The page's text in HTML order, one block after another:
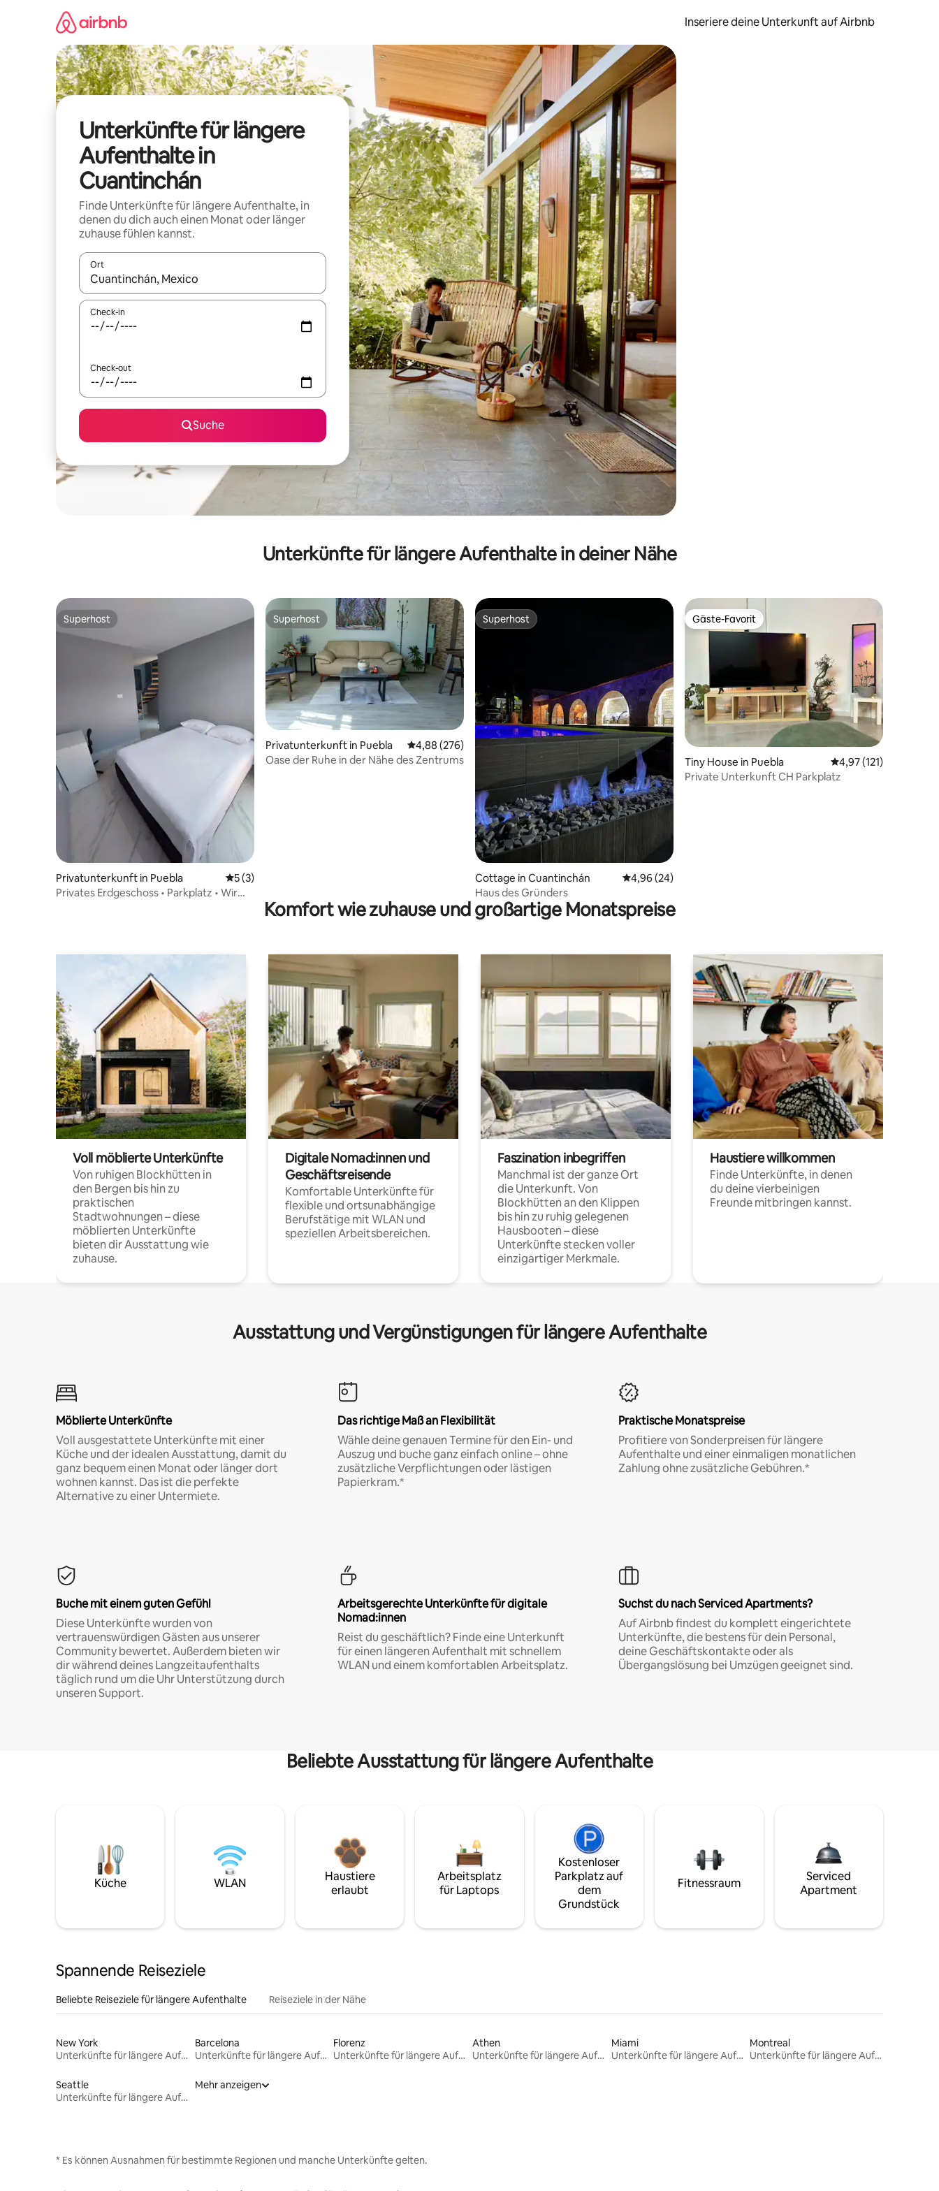
Inseriere deine Unterkunft auf Airbnb
Unterkünfte für längere
Aufenthalte in
Cuantinchán
Finde Unterkünfte für längere Aufenthalte, in
denen du dich auch einen Monat oder länger
zuhause fühlen kannst.
Ort
Wenn Ergebnisse verfügbar sind, navigiere mit den Pfeiltasten nach oben und unten oder erkunde die Ergebnisse durch Berühren oder Wischgesten.
Check-in
Check-out
Suche
Unterkünfte für längere Aufenthalte in deiner Nähe
Superhost
Superhost
Privatunterkunft in Puebla Durchschnittliche Bewertung: 5 von 5, 3 Bewertungen
5 (3)
Privates Erdgeschoss • Parkplatz • Wir
Superhost
Superhost
Privatunterkunft in Puebla Durchschnittliche Bewertung: 4,88 von 5, 276 Bewertungen
4,88 (276)
Oase der Ruhe in der Nähe des Zentrums
Superhost
Superhost
Cottage in Cuantinchán Durchschnittliche Bewertung: 4,96 von 5, 24 Bewertungen
4,96 (24)
Haus des Gründers
Gäste-Favorit
Gäste-Favorit
Tiny House in Puebla Durchschnittliche
4,97 (121)
Private Unterkunft CH Parkplatz
Komfort wie zuhause und großartige Monatspreise
Voll möblierte Unterkünfte
Von ruhigen Blockhütten in
den Bergen bis hin zu
praktischen
Stadtwohnungen – diese
möblierten Unterkünfte
bieten dir Ausstattung wie
zuhause.
Digitale Nomad:innen und
Geschäftsreisende
Komfortable Unterkünfte für
flexible und ortsunabhängige
Berufstätige mit WLAN und
speziellen Arbeitsbereichen.
Faszination inbegriffen
Manchmal ist der ganze Ort
die Unterkunft. Von
Blockhütten an den Klippen
bis hin zu ruhig gelegenen
Hausbooten – diese
Unterkünfte stecken voller
einzigartiger Merkmale.
Haustiere willkommen
Finde Unterkünfte, in denen
du deine vierbeinigen
Freunde mitbringen kannst.
Ausstattung und Vergünstigungen für längere Aufenthalte
Möblierte Unterkünfte
Voll ausgestattete Unterkünfte mit einer
Küche und der idealen Ausstattung, damit du
ganz bequem einen Monat oder länger dort
wohnen kannst. Das ist die perfekte
Alternative zu einer Untermiete.
Das richtige Maß an Flexibilität
Wähle deine genauen Termine für den Ein- und
Auszug und buche ganz einfach online – ohne
zusätzliche Verpflichtungen oder lästigen
Papierkram.*
Praktische Monatspreise
Profitiere von Sonderpreisen für längere
Aufenthalte und einer einmaligen monatlichen
Zahlung ohne zusätzliche Gebühren.*
Buche mit einem guten Gefühl
Diese Unterkünfte wurden von
vertrauenswürdigen Gästen aus unserer
Community bewertet. Außerdem bieten wir
dir während deines Langzeitaufenthalts
täglich rund um die Uhr Unterstützung durch
unseren Support.
Arbeitsgerechte Unterkünfte für digitale
Nomad:innen
Reist du geschäftlich? Finde eine Unterkunft
für einen längeren Aufenthalt mit schnellem
WLAN und einem komfortablen Arbeitsplatz.
Suchst du nach Serviced Apartments?
Auf Airbnb findest du komplett eingerichtete
Unterkünfte, die bestens für dein Personal,
deine Geschäftskontakte oder als
Übergangslösung bei Umzügen geeignet sind.
Beliebte Ausstattung für längere Aufenthalte
Küche WLAN
Haustiere
erlaubt
Arbeitsplatz
für Laptops
Kostenloser
Parkplatz auf
dem
Grundstück
Fitnessraum
Serviced
Apartment
Spannende Reiseziele
Beliebte Reiseziele für längere Aufenthalte Reiseziele in der Nähe
New York
Unterkünfte für längere Aufenthalte
Barcelona
Unterkünfte für längere Aufenthalte
Florenz
Unterkünfte für längere Aufenthalte
Athen
Unterkünfte für längere Aufenthalte
Miami
Unterkünfte für längere Aufenthalte
Montreal
Unterkünfte für längere Aufenthalte
Seattle
Unterkünfte für längere Aufenthalte
Mehr anzeigen
* Es können Ausnahmen für bestimmte Regionen und manche Unterkünfte gelten.